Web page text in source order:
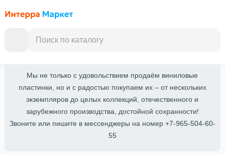
Мы не только с удовольствием продаём виниловые
пластинки, но и с радостью покупаем их – от нескольких
экземпляров до целых коллекций, отечественного и
зарубежного производства, достойной сохранности!
Звоните или пишите в мессенджеры на номер +7-965-504-60-
55